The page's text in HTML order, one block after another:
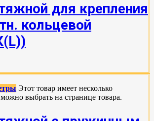
для крепления
кольцевой
Этот товар имеет несколько
выбрать на странице товара.